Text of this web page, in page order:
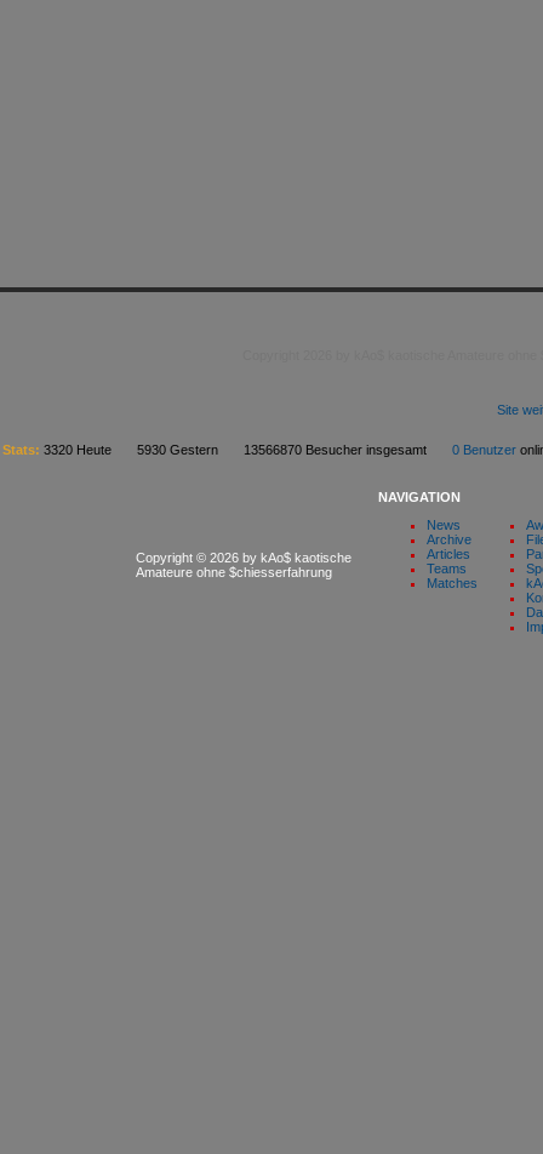
Site
Stats: 3320 Heute 5930 Gestern 13566870 Besucher insgesamt 0 Benutzer
Copyright © 2026 by kAo$ kaotische
Amateure ohne $chiesserfahrung
NAVIGATION
News
Archive
Articles
Teams
Matches